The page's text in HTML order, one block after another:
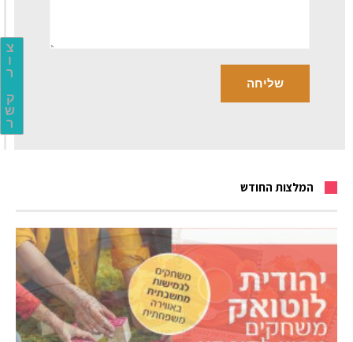
צ
ו
ר
ק
ש
ר
המלצות החודש